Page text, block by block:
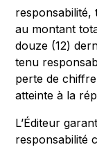
responsabilité,
au montant
douze (12)
tenu
perte de
atteinte à la
L’Éditeur
responsabilité